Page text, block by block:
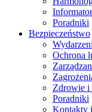
Poradniki
Bezpieczeństwo
Ochrona
Zdrowie i
Poradniki
Kontakty i